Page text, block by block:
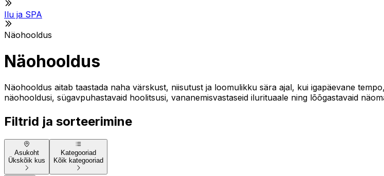
Ilu ja SPA
Näohooldus
Näohooldus
Näohooldus aitab taastada naha värskust, niisutust ja loomulikku sära ajal, kui igapäevane
näohooldusi, sügavpuhastavaid hoolitsusi, vananemisvastaseid ilurituaale ning lõõgastavaid
Filtrid ja sorteerimine
Asukoht
Ükskõik kus
Kategooriad
Kõik kategooriad